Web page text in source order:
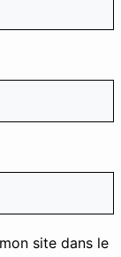
site dans le